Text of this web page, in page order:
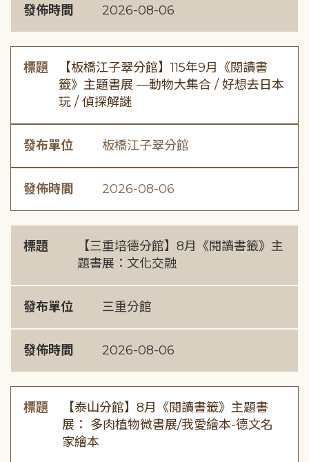
發佈時間 2026-08-06
標題
【板橋江子翠分館】115年9月《閱讀書
籤》主題書展 —動物大集合 / 好想去日本
玩 / 偵探解謎
發布單位 板橋江子翠分館
發佈時間 2026-08-06
標題
【三重培德分館】8月《閱讀書籤》主
題書展：文化交融
發布單位 三重分館
發佈時間 2026-08-06
標題
【泰山分館】8月《閱讀書籤》主題書
展： 多肉植物微書展/我愛繪本-德文名
家繪本